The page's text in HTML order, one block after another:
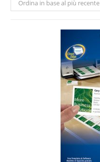
Ordina in base al più recente